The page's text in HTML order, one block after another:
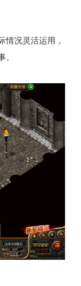
情况灵活运用，